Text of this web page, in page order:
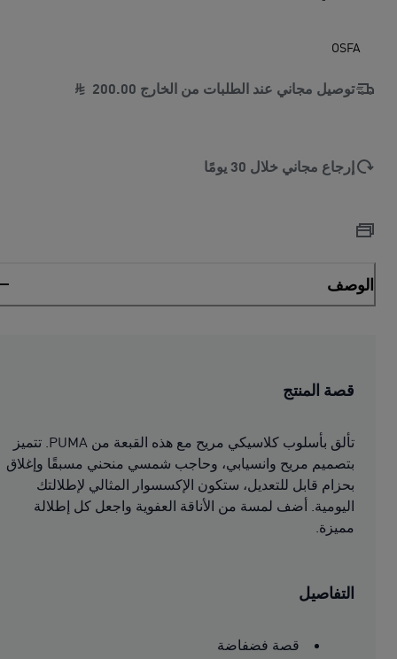
OSFA
توصيل مجاني عند الطلبات من الخارج 200.00
إرجاع مجاني خلال 30 يومًا
الوصف
قصة المنتج
تألق بأسلوب كلاسيكي مريح مع هذه القبعة من PUMA. تتميز
بتصميم مريح وانسيابي، وحاجب شمسي منحني مسبقًا وإغلاق
بحزام قابل للتعديل، ستكون الإكسسوار المثالي لإطلالتك
اليومية. أضف لمسة من الأناقة العفوية واجعل كل إطلالة
مميزة.
التفاصيل
قصة فضفاضة